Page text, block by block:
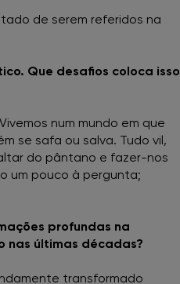
de serem referidos na
Que desafios coloca isso
num mundo em que
se safa ou salva. Tudo vil,
do pântano e fazer-nos
um pouco à pergunta;
profundas na
nas últimas décadas?
transformado